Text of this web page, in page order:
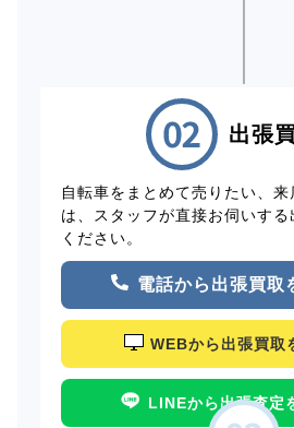
出張
自転車をまとめて売りたい、
は、スタッフが直接お伺いする
ください。
電話から出張買取
WEBから出張買取
LINEから出張査定